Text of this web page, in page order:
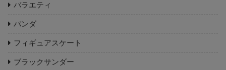
バラエティ
パンダ
フィギュアスケート
ブラックサンダー